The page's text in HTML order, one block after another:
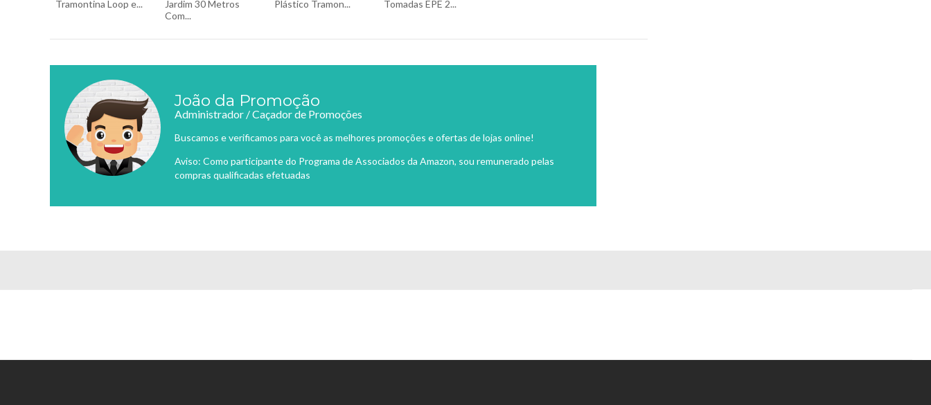
Tramontina Loop e...
Jardim 30 Metros
Com...
Plástico Tramon...
Tomadas EPE 2...
João da Promoção
Administrador / Caçador de Promoções
Buscamos e verificamos para você as melhores promoções e ofertas de lojas online!
Aviso: Como participante do Programa de Associados da Amazon, sou remunerado pelas
compras qualificadas efetuadas